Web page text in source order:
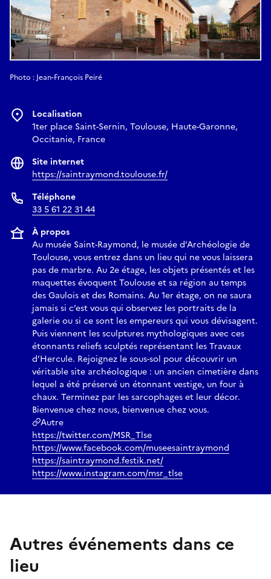
Photo : Jean-François Peiré
Localisation
1ter place Saint-Sernin, Toulouse, Haute-Garonne,
Occitanie, France
Site internet
https://saintraymond.toulouse.fr/
Téléphone
33 5 61 22 31 44
À propos
Au musée Saint-Raymond, le musée d’Archéologie de
Toulouse, vous entrez dans un lieu qui ne vous laissera
pas de marbre. Au 2e étage, les objets présentés et les
maquettes évoquent Toulouse et sa région au temps
des Gaulois et des Romains. Au 1er étage, on ne saura
jamais si c’est vous qui observez les portraits de la
galerie ou si ce sont les empereurs qui vous dévisagent.
Puis viennent les sculptures mythologiques avec ces
étonnants reliefs sculptés représentant les Travaux
d’Hercule. Rejoignez le sous-sol pour découvrir un
véritable site archéologique : un ancien cimetière dans
lequel a été préservé un étonnant vestige, un four à
chaux. Terminez par les sarcophages et leur décor.
Bienvenue chez nous, bienvenue chez vous.
Autre
https://twitter.com/MSR_Tlse
https://www.facebook.com/museesaintraymond
https://saintraymond.festik.net/
https://www.instagram.com/msr_tlse
Autres événements dans ce
lieu